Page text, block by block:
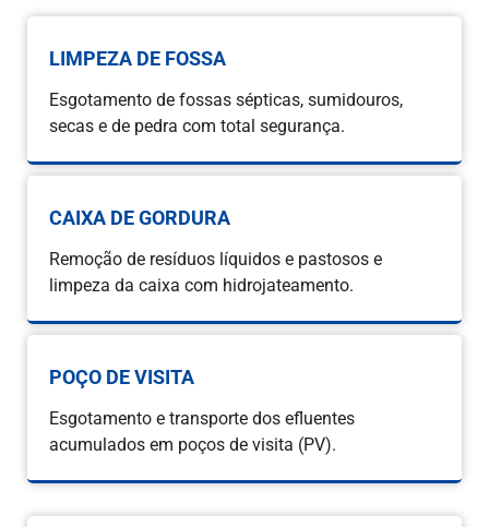
LIMPEZA DE FOSSA
Esgotamento de fossas sépticas, sumidouros,
secas e de pedra com total segurança.
CAIXA DE GORDURA
Remoção de resíduos líquidos e pastosos e
limpeza da caixa com hidrojateamento.
POÇO DE VISITA
Esgotamento e transporte dos efluentes
acumulados em poços de visita (PV).